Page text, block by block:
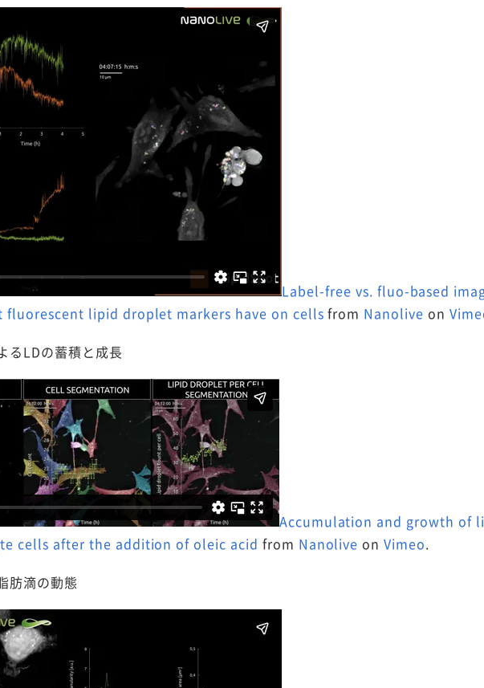
Label-free vs. fluo-based
fluorescent lipid droplet markers have on cells from Nanolive on
るLDの蓄積と成長
Accumulation and growth of
cells after the addition of oleic acid from Nanolive onVimeo.
肪滴の動態